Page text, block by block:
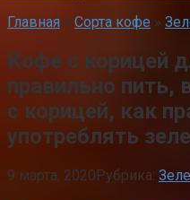
Главная » Сорта кофе »
Кофе с корицей
правильно пить,
с корицей, как
употреблять
9 марта, 2020Рубрика: